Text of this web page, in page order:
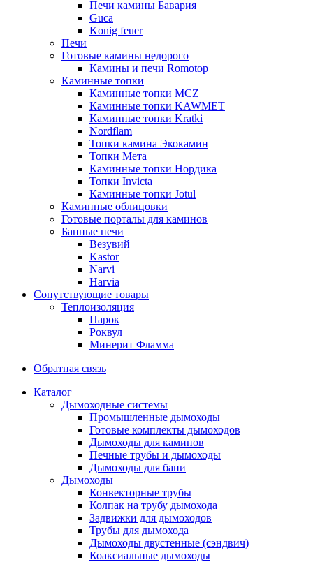
Печи камины Бавария
Guca
Konig feuer
Печи
Готовые камины недорого
Камины и печи Romotop
Каминные топки
Каминные топки MCZ
Каминные топки KAWMET
Каминные топки Kratki
Nordflam
Топки камина Экокамин
Топки Мета
Каминные топки Нордика
Топки Invicta
Каминные топки Jotul
Каминные облицовки
Готовые порталы для каминов
Банные печи
Везувий
Kastor
Narvi
Harvia
Сопутствующие товары
Теплоизоляция
Парок
Роквул
Минерит Фламма
Обратная связь
Каталог
Дымоходные системы
Промышленные дымоходы
Готовые комплекты дымоходов
Дымоходы для каминов
Печные трубы и дымоходы
Дымоходы для бани
Дымоходы
Конвекторные трубы
Колпак на трубу дымохода
Задвижки для дымоходов
Трубы для дымохода
Дымоходы двустенные (сэндвич)
Коаксиальные дымоходы